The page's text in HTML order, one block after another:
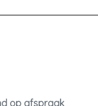
op afspraak